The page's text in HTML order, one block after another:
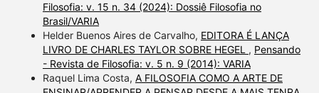
Filosofia: v. 15 n. 34 (2024): Dossiê Filosofia no
Brasil/VARIA
Helder Buenos Aires de Carvalho, EDITORA É LANÇA
LIVRO DE CHARLES TAYLOR SOBRE HEGEL , Pensando
- Revista de Filosofia: v. 5 n. 9 (2014): VARIA
Raquel Lima Costa, A FILOSOFIA COMO A ARTE DE